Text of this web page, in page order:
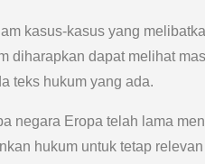
kasus-kasus yang
diharapkan dapat melihat
teks hukum yang ada.
negara Eropa telah lama
hukum untuk tetap